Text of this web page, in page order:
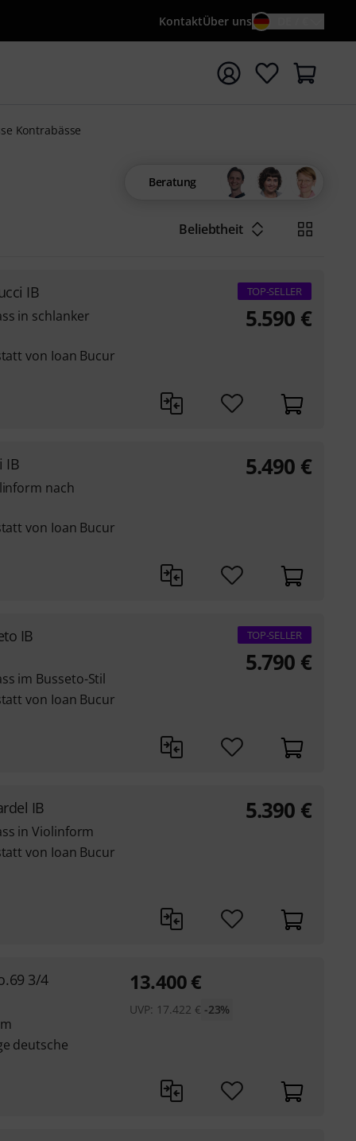
KontaktÜber uns
mit Suchwort {searchTerm} starten
Kontrabässe
Beratung
Beliebtheit
IB
in schlanker
von Ioan Bucur
TOP-SELLER
5.590 €
IB
nach
von Ioan Bucur
5.490 €
IB
im Busseto-Stil
von Ioan Bucur
TOP-SELLER
5.790 €
IB
in Violinform
von Ioan Bucur
5.390 €
3/4
deutsche
13.400€
UVP: 17.422 € -23%